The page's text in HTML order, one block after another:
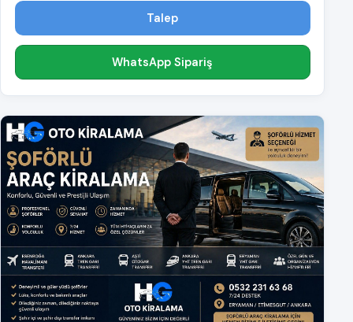
Talep
WhatsApp Sipariş